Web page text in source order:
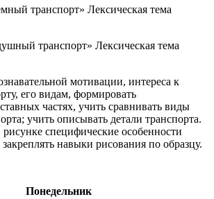
транспорт» Лексическая тема
транспорт» Лексическая тема
мотивации, интереса к
его видам, формировать
частях, учить сравнивать виды
учить описывать детали транспорта.
рисунке специфические особенности
навыки рисования по образцу.
Понедельник